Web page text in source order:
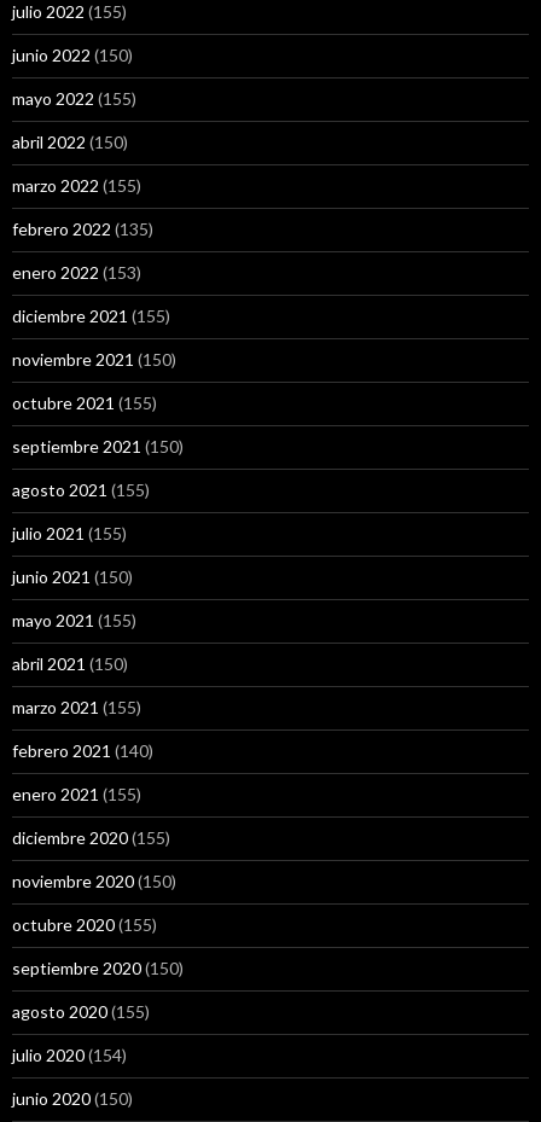
julio 2022 (155)
junio 2022 (150)
mayo 2022 (155)
abril 2022 (150)
marzo 2022 (155)
febrero 2022 (135)
enero 2022 (153)
diciembre 2021 (155)
noviembre 2021 (150)
octubre 2021 (155)
septiembre 2021 (150)
agosto 2021 (155)
julio 2021 (155)
junio 2021 (150)
mayo 2021 (155)
abril 2021 (150)
marzo 2021 (155)
febrero 2021 (140)
enero 2021 (155)
diciembre 2020(155)
noviembre 2020(150)
octubre 2020(155)
septiembre 2020(150)
agosto 2020(155)
julio 2020(154)
junio 2020(150)